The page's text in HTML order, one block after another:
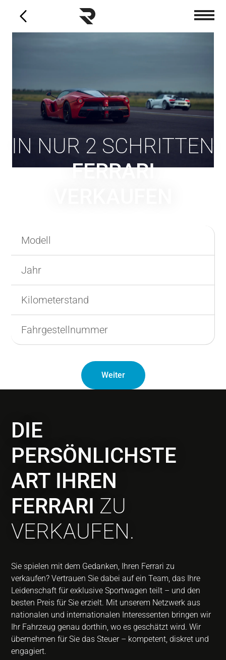
IN NUR 2 SCHRITTEN
FERRARI
Weiter
DIE
PERSÖNLICHSTE
ART IHREN
FERRARI ZU
VERKAUFEN.
Sie spielen mit dem Gedanken, Ihren Ferrari zu
verkaufen? Vertrauen Sie dabei auf ein Team, das Ihre
Leidenschaft für exklusive Sportwagen teilt – und den
besten Preis für Sie erzielt. Mit unserem Netzwerk aus
nationalen und internationalen Interessenten bringen wir
Ihr Fahrzeug genau dorthin, wo es geschätzt wird. Wir
übernehmen für Sie das Steuer – kompetent, diskret und
engagiert.​